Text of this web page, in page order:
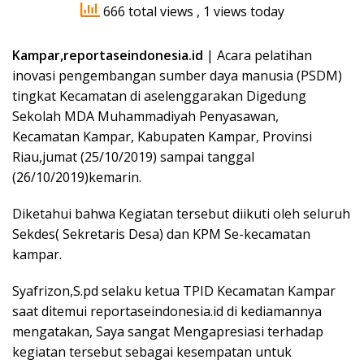
666 total views , 1 views today
Kampar,reportaseindonesia.id | Acara pelatihan
inovasi pengembangan sumber daya manusia (PSDM)
tingkat Kecamatan di aselenggarakan Digedung
Sekolah MDA Muhammadiyah Penyasawan,
Kecamatan Kampar, Kabupaten Kampar, Provinsi
Riau,jumat (25/10/2019) sampai tanggal
(26/10/2019)kemarin.
Diketahui bahwa Kegiatan tersebut diikuti oleh seluruh
Sekdes( Sekretaris Desa) dan KPM Se-kecamatan
kampar.
Syafrizon,S.pd selaku ketua TPID Kecamatan Kampar
saat ditemui reportaseindonesia.id di kediamannya
mengatakan, Saya sangat Mengapresiasi terhadap
kegiatan tersebut sebagai kesempatan untuk